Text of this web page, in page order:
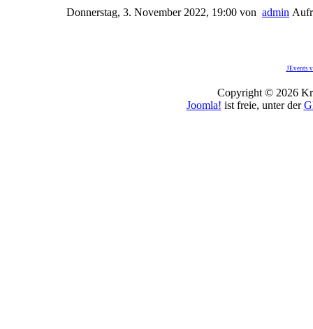
Donnerstag, 3. November 2022, 19:00 von admin
JEvents
Copyright © 2026
Joomla! ist freie, unter der